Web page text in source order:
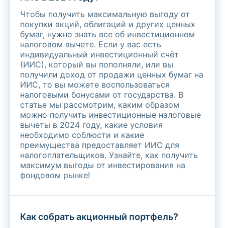
Чтобы получить максимальную выгоду от
покупки акций, облигаций и других ценных
бумаг, нужно знать все об инвестиционном
налоговом вычете. Если у вас есть
индивидуальный инвестиционный счёт
(ИИС), который вы пополняли, или вы
получили доход от продажи ценных бумаг на
ИИС, то вы можете воспользоваться
налоговыми бонусами от государства. В
статье мы рассмотрим, каким образом
можно получить инвестиционные налоговые
вычеты в 2024 году, какие условия
необходимо соблюсти и какие
преимущества предоставляет ИИС для
налогоплательщиков. Узнайте, как получить
максимум выгоды от инвестирования на
фондовом рынке!
Как собрать акционный портфель?